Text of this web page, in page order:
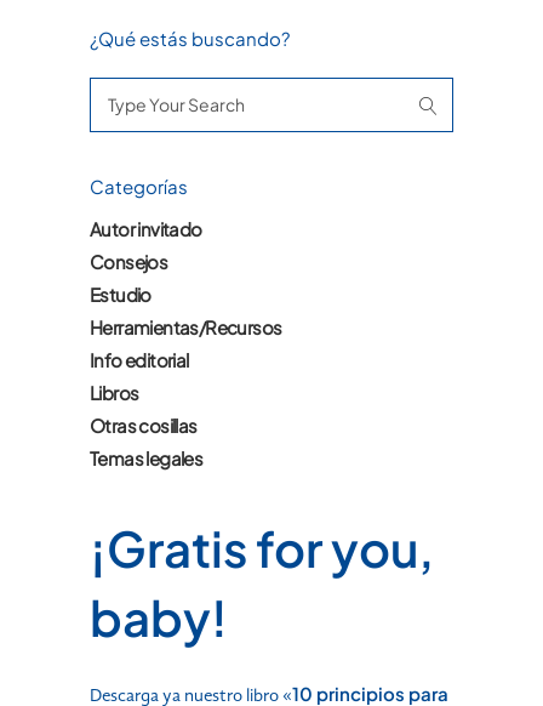
¿Qué estás buscando?
for:
Categorías
Autor invitado
Consejos
Estudio
Herramientas/Recursos
Info editorial
Libros
Otras cosillas
Temas legales
¡Gratis for you,
baby!
Descarga ya nuestro libro «10 principios para